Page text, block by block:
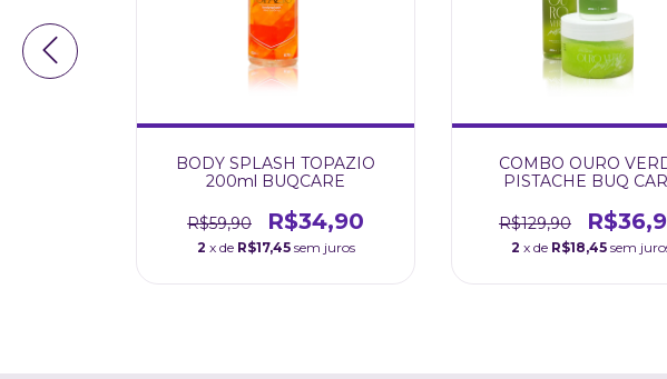
BODY SPLASH TOPAZIO
200ml BUQCARE
R$59,90 R$34,90
2 x de R$17,45 sem juros
COMBO OURO
PISTACHE BUQ
R$129,90
2 x de R$18,45 sem